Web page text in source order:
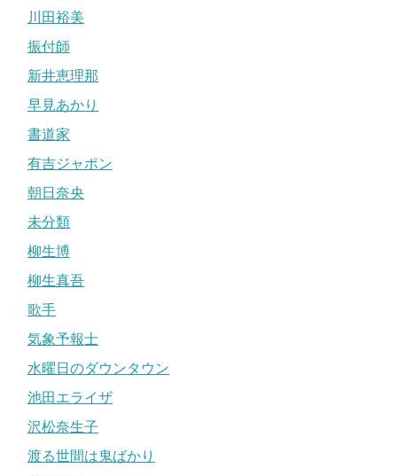
川田裕美
振付師
新井恵理那
早見あかり
書道家
有吉ジャポン
朝日奈央
未分類
柳生博
柳生真吾
歌手
気象予報士
水曜日のダウンタウン
池田エライザ
沢松奈生子
渡る世間は鬼ばかり